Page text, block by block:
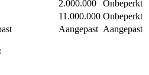
2.000.000
Onbeperkt
11.000.000 Onbeperkt
Aangepast Aangepast